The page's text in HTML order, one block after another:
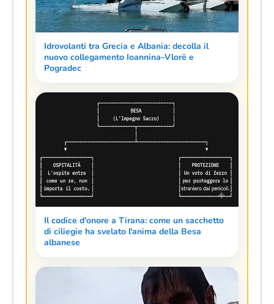
Idrovolanti tra Grecia e Albania: decolla il
nuovo collegamento Ioannina–Vlorë e
Pogradec
Il codice d'onore a Tirana: come un sacchetto
di ciliegie ha svelato l'anima della Besa
albanese